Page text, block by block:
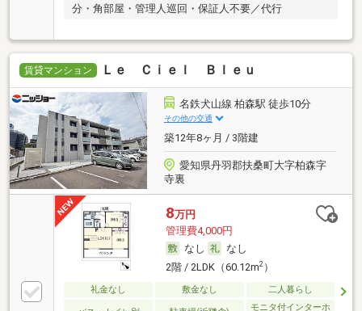
分・角部屋・管理人巡回・保証人不要／代行
賃貸マンション Ｌｅ Ｃｉｅｌ Ｂｌｅｕ
名鉄犬山線 柏森駅 徒歩10分
その他の交通
築12年8ヶ月 / 3階建
愛知県丹羽郡扶桑町大字柏森字
寺裏
8万円
管理費4,000円
なし
なし
2階 / 2LDK（60.12m2）
礼金なし 敷金なし 二人暮らし
モニタ付インターホ